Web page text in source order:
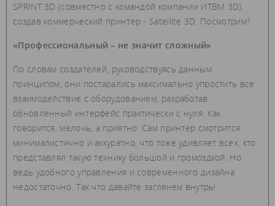
SPRINT 3D (совместно с командой компании ИТВМ 3D),
создав коммерческий принтер - Satellite 3D. Посмотрим?
«Профессиональный – не значит сложный»
По словам создателей, руководствуясь данным
принципом, они постарались максимально упростить все
взаимодействие с оборудованием, разработав
обновленный интерфейс практически с нуля. Как
говорится, мелочь, а приятно. Сам принтер смотрится
минималистично и аккуратно, что тоже удивляет всех, кто
представлял такую технику большой и громоздкой. Но
ведь удобного управления и современного дизайна
недостаточно. Так что давайте заглянем внутрь!